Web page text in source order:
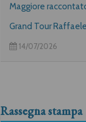
Maggiore
Grand Tour
14/07/2026
Rassegna stampa